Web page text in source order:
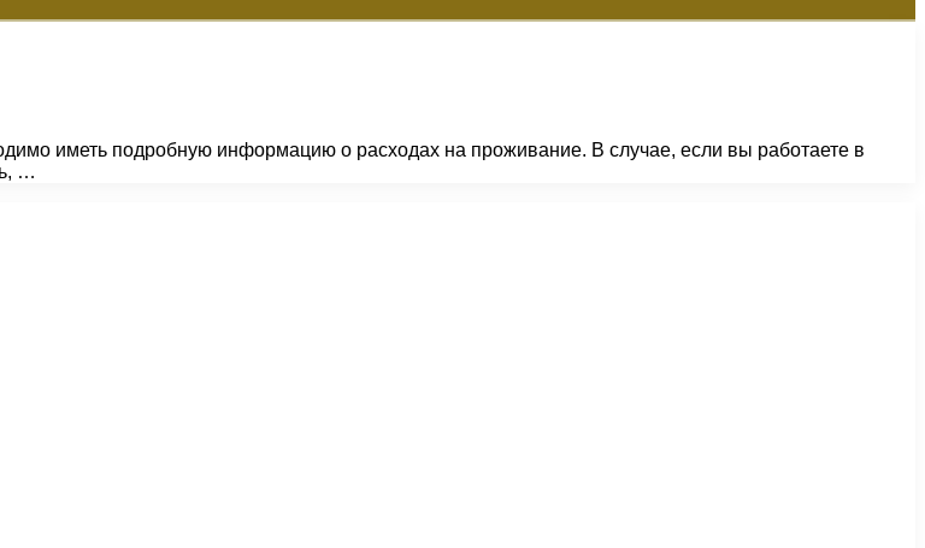
иметь подробную информацию о расходах на проживание. В случае, если вы работаете в
…